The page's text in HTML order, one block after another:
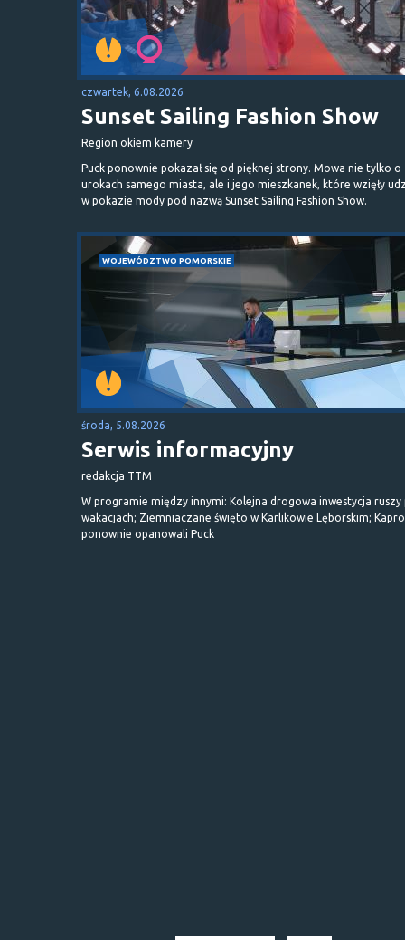
czwartek, 6.08.2026
Sunset Sailing Fashion Show
Region okiem kamery
Puck ponownie pokazał się od pięknej strony. Mowa nie tylko o
urokach samego miasta, ale i jego mieszkanek, które wzięły
w pokazie mody pod nazwą Sunset Sailing Fashion Show.
WOJEWÓDZTWO POMORSKIE
środa, 5.08.2026
Serwis informacyjny
redakcja TTM
W programie między innymi: Kolejna drogowa inwestycja ruszy
wakacjach; Ziemniaczane święto w Karlikowie Lęborskim;
ponownie opanowali Puck